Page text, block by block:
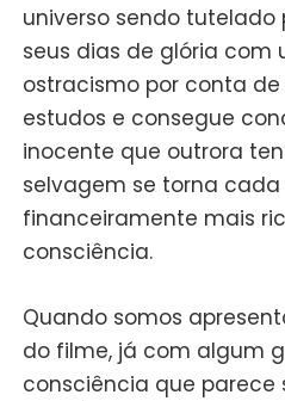
universo sendo tutelado
seus dias de glória
ostracismo por conta
estudos e consegue
inocente que outrora
selvagem se torna
financeiramente mais
consciência.
Quando somos
do filme, já com algum
consciência que parece